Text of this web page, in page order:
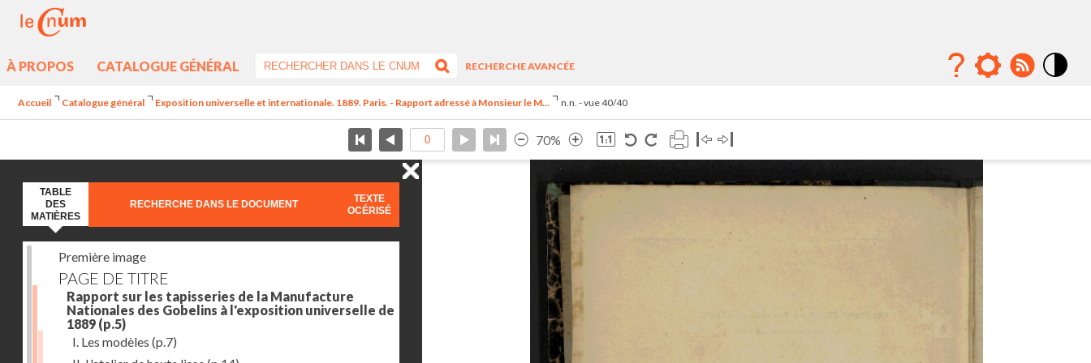
À PROPOS CATALOGUE GÉNÉRAL
RECHERCHE AVANCÉE
Accueil Catalogue général Exposition universelle et internationale. 1889. Paris. - Rapport adressé à Monsieur le M... n.n. - vue 40/40
70%
TABLE
DES
MATIÈRES
RECHERCHE DANS LE DOCUMENT
TEXTE
OCÉRISÉ
Première image
PAGE DE TITRE
Rapport sur les tapisseries de la Manufacture
Nationales des Gobelins à l'exposition universelle de
1889 (p.5)
I. Les modèles (p.7)